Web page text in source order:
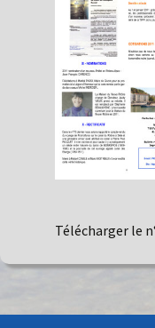
Télécharger le